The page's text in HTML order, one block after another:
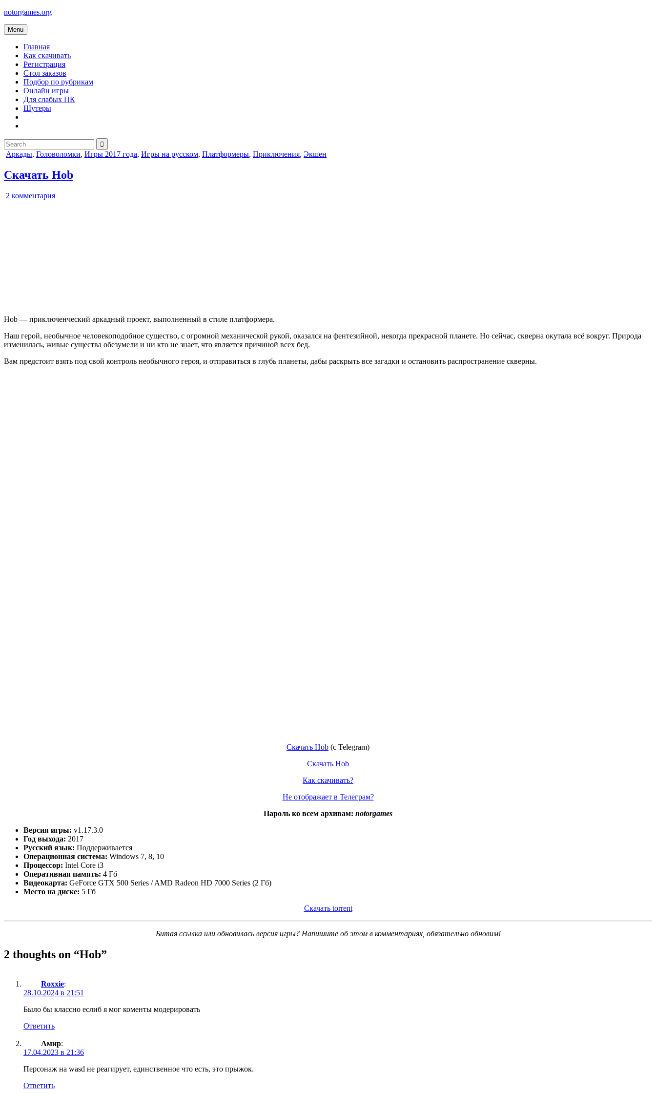
Skip
content
notorgames.org
Menu
Главная
Как скачивать
Регистрация
Стол заказов
Подбор по рубрикам
Онлайн игры
Для слабых ПК
Шутеры
Search
for:
Posted
Аркады, Головоломки, Игры 2017 года, Игры на русском, Платформеры, Приключения, Экшен
Скачать Hob
2 комментарияк
Hob — приключенческий аркадный проект, выполненный в стиле платформера.
Наш герой, необычное человекоподобное существо, с огромной механической рукой, оказался на фентезийной, некогда прекрасной планете. Но сейчас, скверна окутала всё вокруг. Природа
изменилась, живые существа обезумели и ни кто не знает, что является причиной всех бед.
Вам предстоит взять под свой контроль необычного героя, и отправиться в глубь планеты, дабы раскрыть все загадки и остановить распространение скверны.
Скачать Hob (c Telegram)
Скачать Hob
Как скачивать?
Не отображает в Телеграм?
Пароль ко всем архивам: notorgames
Версия игры: v1.17.3.0
Год выхода: 2017
Русский язык: Поддерживается
Операционная система: Windows 7, 8, 10
Процессор: Intel Core i3
Оперативная память: 4 Гб
Видеокарта: GeForce GTX 500 Series / AMD Radeon HD 7000 Series (2 Гб)
Место на диске: 5 Гб
Скачать torrent
Битая ссылка или обновилась версия игры? Напишите об этом в комментариях, обязательно обновим!
2 thoughts on “Hob”
Roxxie:
28.10.2024 в 21:51
Было бы классно еслиб я мог коменты модерировать
Ответить
Амир:
17.04.2023 в 21:36
Персонаж на wasd не реагирует, единственное что есть, это прыжок.
Ответить